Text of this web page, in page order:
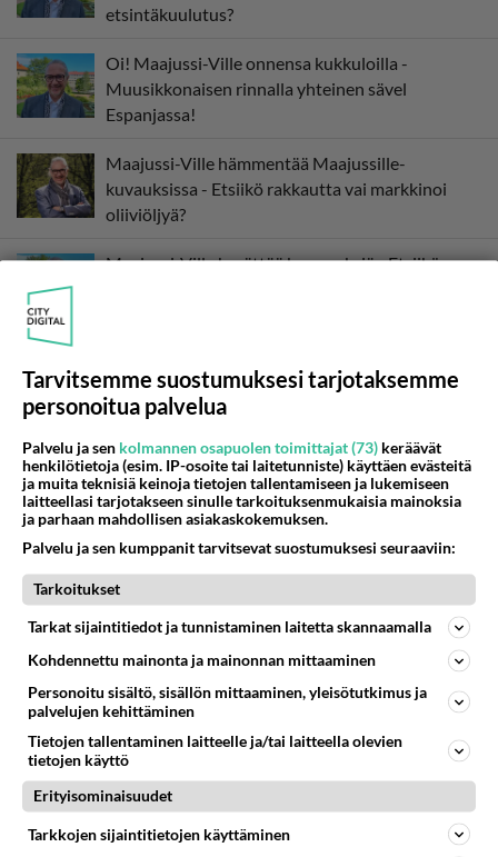
etsintäkuulutus?
Oi! Maajussi-Ville onnensa kukkuloilla -
Muusikkonaisen rinnalla yhteinen sävel
Espanjassa!
Maajussi-Ville hämmentää Maajussille-
kuvauksissa - Etsiikö rakkautta vai markkinoi
oliiviöljyä?
Maajussi-Ville herättää kysymyksiä - Etsiikö
suosikkirealityssä varsin erikoinen ratkaisu -
Tämä hämmästyttää!
LUETUIMMAT
Tarvitsemme suostumuksesi tarjotaksemme
personoitua palvelua
Palvelu ja sen kolmannen osapuolen toimittajat (73) keräävät
henkilötietoja (esim. IP-osoite tai laitetunniste) käyttäen evästeitä
ja muita teknisiä keinoja tietojen tallentamiseen ja lukemiseen
laitteellasi tarjotakseen sinulle tarkoituksenmukaisia mainoksia
ja parhaan mahdollisen asiakaskokemuksen.
Palvelu ja sen kumppanit tarvitsevat suostumuksesi seuraaviin:
Tarkoitukset
Tarkat sijaintitiedot ja tunnistaminen laitetta skannaamalla
Kohdennettu mainonta ja mainonnan mittaaminen
Personoitu sisältö, sisällön mittaaminen, yleisötutkimus ja
palvelujen kehittäminen
Tietojen tallentaminen laitteelle ja/tai laitteella olevien
tietojen käyttö
Erityisominaisuudet
Tarkkojen sijaintitietojen käyttäminen